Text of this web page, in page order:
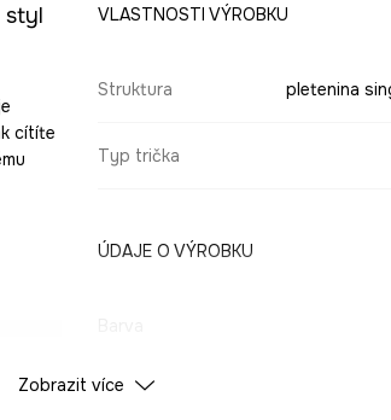
styl
cítíte
VLASTNOSTI VÝROBKU
Struktura pletenina
Typ trička
ÚDAJE O VÝROBKU
ID produktu
Zobrazit více